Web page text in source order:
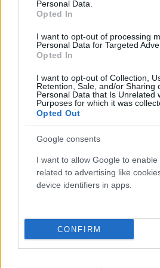
Personal Data.
Opted In
I want to opt-out of processing
Personal Data for Targeted
Opted In
I want to opt-out of Collection,
Retention, Sale, and/or Sharing
Personal Data that Is Unrelated
Purposes for which it was
Opted Out
Google consents
I want to allow Google to enable
related to advertising like
device identifiers in apps.
CONFIRM